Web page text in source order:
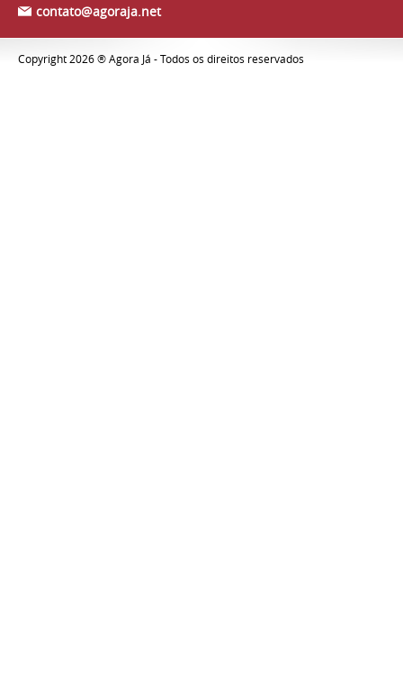
contato@agoraja.net
Copyright 2026 ® Agora Já - Todos os direitos reservados